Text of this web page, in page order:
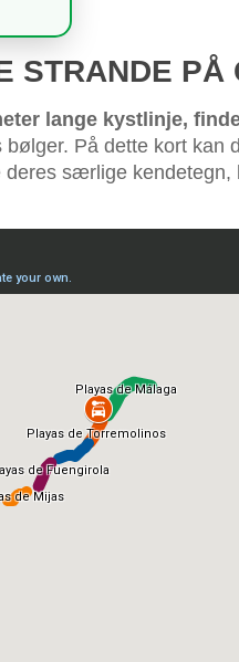
STRANDE PÅ
lange kystlinje,
På dette kort kan
særlige kendetegn,